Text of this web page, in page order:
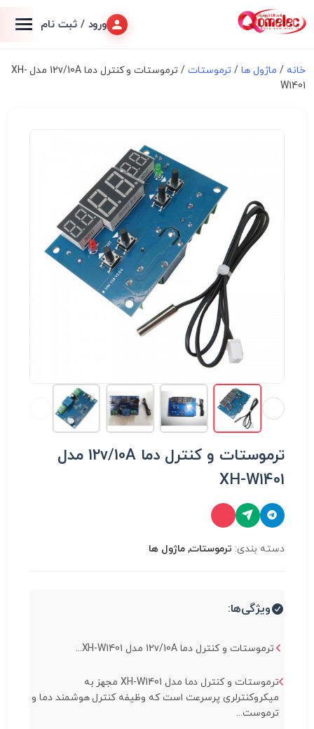
ورود / ثبت نام
خانه / ماژول ها/ ترموستات
/ ترموستات و کنترل دما 12v/10A مدل XH-
W1401
ترموستات و کنترل دما 12v/10A مدل
XH-W1401
دسته بندی: ترموستات, ماژول ها
ویژگی‌ها:
ترموستات و کنترل دما 12v/10A مدل XH-W1401...
ترموستات و کنترل دما مدل XH-W1401 مجهز به
میکروکنترلری پرسرعت است که وظیفه کنترل هوشمند دما و
ترموست...